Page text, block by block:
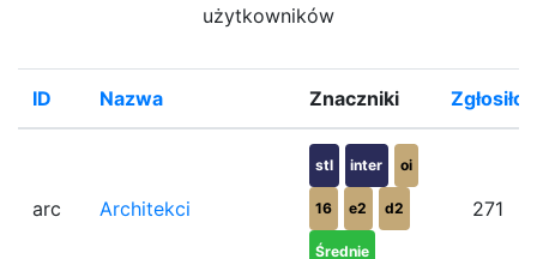
użytkowników
ID Nazwa Znaczniki Zgłosiło
arc Architekci
stl inter oi
16 e2 d2
Średnie
271